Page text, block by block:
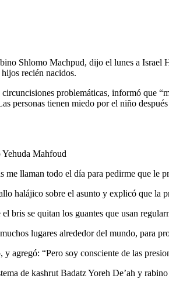
Shlomo Machpud, dijo el lunes a
recién nacidos.
problemáticas, informó que
personas tienen miedo por el niño
Mahfoud
llaman todo el día para pedirme que le
halájico sobre el asunto y explicó que la
bris se quitan los guantes que usan
lugares alrededor del mundo, para
agregó: “Pero soy consciente de las
de kashrut Badatz Yoreh De’ah y